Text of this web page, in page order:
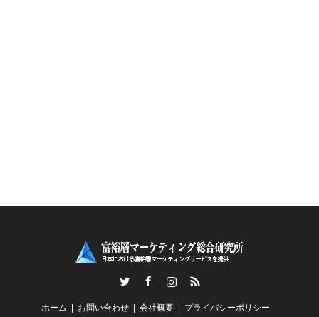
RSS
ホーム お問い合わせ 会社概要 プライバシーポリシー